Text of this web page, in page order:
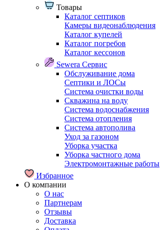
Товары
Каталог септиков
Камеры видеонаблюдения
Каталог купелей
Каталог погребов
Каталог кессонов
Sewera Сервис
Обслуживание дома
Септики и ЛОСы
Система очистки воды
Скважина на воду
Система водоснабжения
Система отопления
Система автополива
Уход за газоном
Уборка участка
Уборка частного дома
Электромонтажные работы
Избранное
О компании
О нас
Партнерам
Отзывы
Доставка